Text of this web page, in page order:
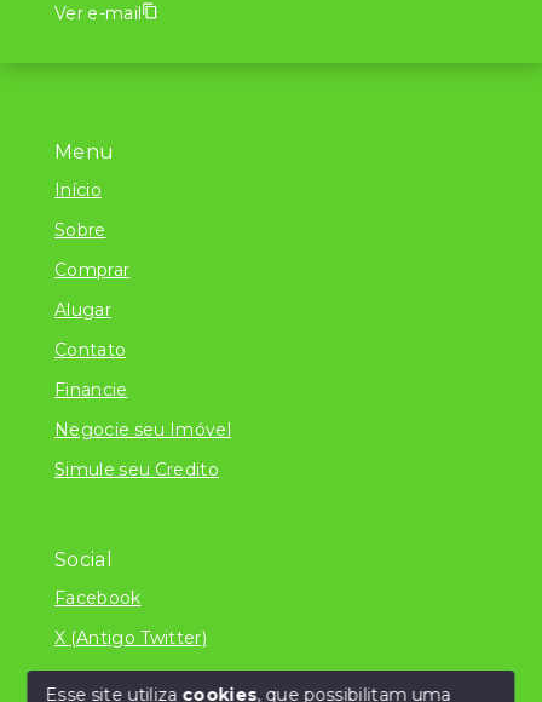
Menu
Início
Sobre
Comprar
Alugar
Contato
Financie
Negocie seu Imóvel
Simule seu Credito
Social
Facebook
X (Antigo Twitter)
Ver e-mail
Esse site utiliza cookies, que possibilitam uma